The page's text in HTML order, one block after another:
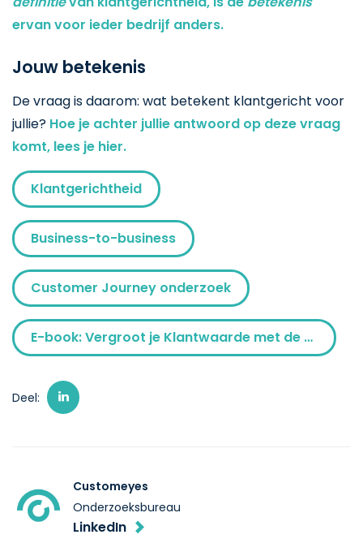
ervan voor ieder bedrijf anders.
Jouw betekenis
De vraag is daarom: wat betekent klantgericht voor
jullie? Hoe je achter jullie antwoord op deze vraag
komt, lees je hier.
Klantgerichtheid
Business-to-business
Customer Journey onderzoek
E-book: Vergroot je Klantwaarde met de Klantgerichtheidsladder
Deel:
Customeyes
Onderzoeksbureau
LinkedIn